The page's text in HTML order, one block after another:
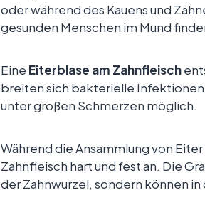
oder während des Kauens und
gesunden Menschen im Mund
Eine Eiterblase am Zahnfleisch
breiten sich bakterielle Infektionen
unter großen Schmerzen möglich.
Während die Ansammlung von
Zahnfleisch hart und fest an. Die
der Zahnwurzel, sondern können in